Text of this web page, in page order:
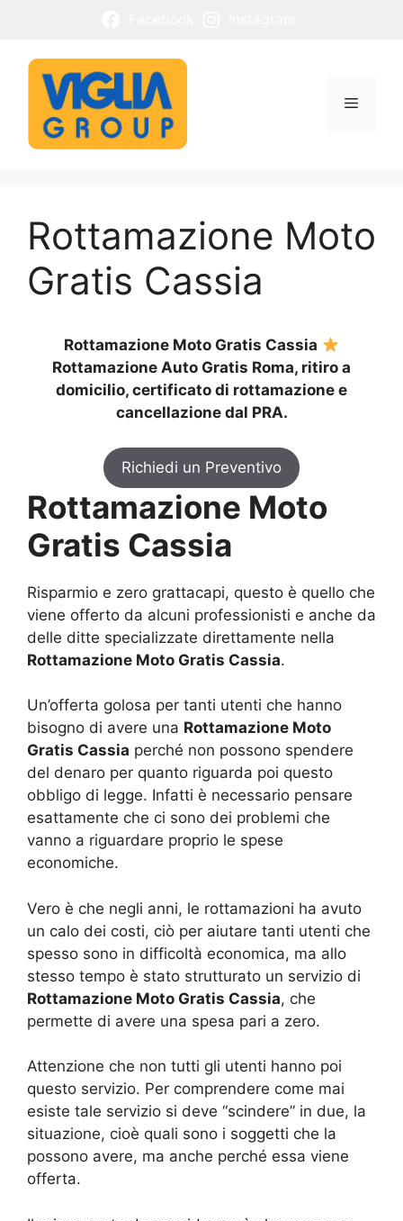
contenuto
Menu
Rottamazione Moto
Gratis Cassia
Rottamazione Moto Gratis Cassia
Rottamazione Auto Gratis Roma, ritiro a
domicilio, certificato di rottamazione e
cancellazione dal PRA.
Richiedi un Preventivo
Rottamazione Moto
Gratis Cassia
Risparmio e zero grattacapi, questo è quello che
viene offerto da alcuni professionisti e anche da
delle ditte specializzate direttamente nella
Rottamazione Moto Gratis Cassia.
Un’offerta golosa per tanti utenti che hanno
bisogno di avere una Rottamazione Moto
Gratis Cassia perché non possono spendere
del denaro per quanto riguarda poi questo
obbligo di legge. Infatti è necessario pensare
esattamente che ci sono dei problemi che
vanno a riguardare proprio le spese
economiche.
Vero è che negli anni, le rottamazioni ha avuto
un calo dei costi, ciò per aiutare tanti utenti che
spesso sono in difficoltà economica, ma allo
stesso tempo è stato strutturato un servizio di
Rottamazione Moto Gratis Cassia, che
permette di avere una spesa pari a zero.
Attenzione che non tutti gli utenti hanno poi
questo servizio. Per comprendere come mai
esiste tale servizio si deve “scindere” in due, la
situazione, cioè quali sono i soggetti che la
possono avere, ma anche perché essa viene
offerta.